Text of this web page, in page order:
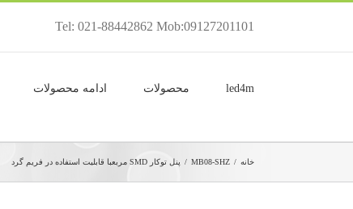
Tel: 021-88442862 Mob:09127201101
led4m محصولات ادامه محصولات
خانه /
MB08-SHZ
/ پنل توکار SMD مربعبا قابلیت استفاده در فریم گرد